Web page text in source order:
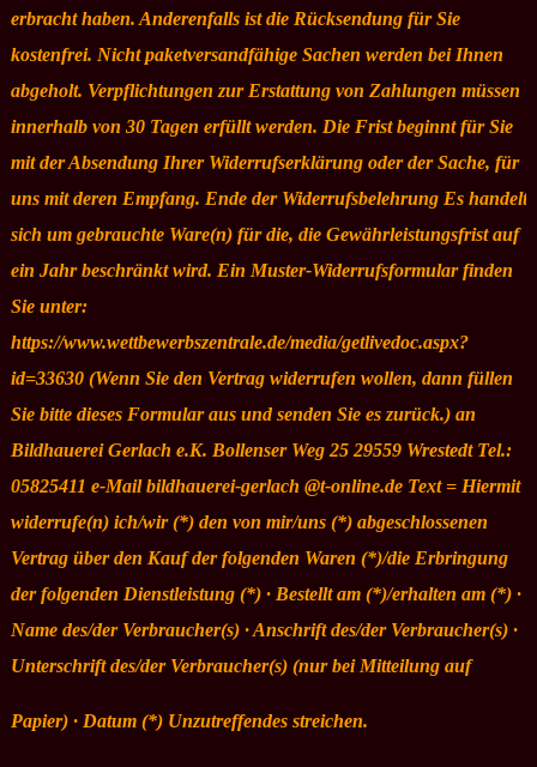
erbracht haben. Anderenfalls ist die Rücksendung für Sie
kostenfrei. Nicht paketversandfähige Sachen werden bei Ihnen
abgeholt. Verpflichtungen zur Erstattung von Zahlungen müssen
innerhalb von 30 Tagen erfüllt werden. Die Frist beginnt für Sie
mit der Absendung Ihrer Widerrufserklärung oder der Sache, für
uns mit deren Empfang. Ende der Widerrufsbelehrung Es handelt
sich um gebrauchte Ware(n) für die, die Gewährleistungsfrist auf
ein Jahr beschränkt wird. Ein Muster-Widerrufsformular finden
Sie unter:
https://www.wettbewerbszentrale.de/media/getlivedoc.aspx?
id=33630 (Wenn Sie den Vertrag widerrufen wollen, dann füllen
Sie bitte dieses Formular aus und senden Sie es zurück.) an
Bildhauerei Gerlach e.K. Bollenser Weg 25 29559 Wrestedt Tel.:
05825411 e-Mail bildhauerei-gerlach @t-online.de Text = Hiermit
widerrufe(n) ich/wir (*) den von mir/uns (*) abgeschlossenen
Vertrag über den Kauf der folgenden Waren (*)/die Erbringung
der folgenden Dienstleistung (*) · Bestellt am (*)/erhalten am (*) ·
Name des/der Verbraucher(s) · Anschrift des/der Verbraucher(s) ·
Unterschrift des/der Verbraucher(s) (nur bei Mitteilung auf
Papier) · Datum (*) Unzutreffendes streichen.